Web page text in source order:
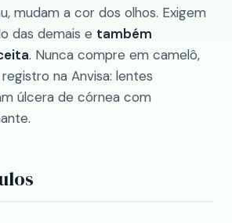
mudam a cor dos olhos. Exigem
das demais e também
. Nunca compre em camelô,
na Anvisa: lentes
úlcera de córnea com